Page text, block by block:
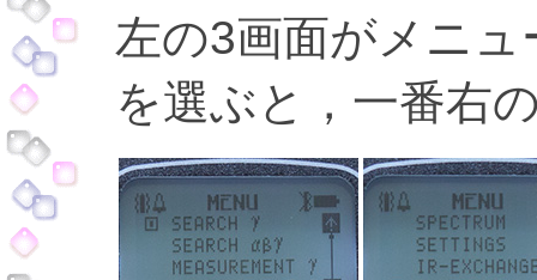
左の3画面がメニ
を選ぶと，一番右